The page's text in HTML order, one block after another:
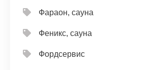
Фараон, сауна
Феникс, сауна
Фордсервис